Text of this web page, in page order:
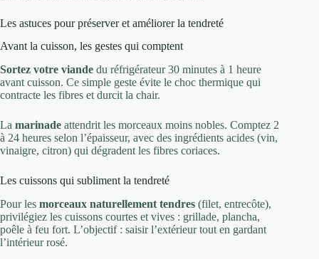
Les astuces pour préserver et améliorer la tendreté
Avant la cuisson, les gestes qui comptent
Sortez votre viande du réfrigérateur 30 minutes à 1 heure
avant cuisson. Ce simple geste évite le choc thermique qui
contracte les fibres et durcit la chair.
La marinade attendrit les morceaux moins nobles. Comptez 2
à 24 heures selon l’épaisseur, avec des ingrédients acides (vin,
vinaigre, citron) qui dégradent les fibres coriaces.
Les cuissons qui subliment la tendreté
Pour les morceaux naturellement tendres (filet, entrecôte),
privilégiez les cuissons courtes et vives : grillade, plancha,
poêle à feu fort. L’objectif : saisir l’extérieur tout en gardant
l’intérieur rosé.